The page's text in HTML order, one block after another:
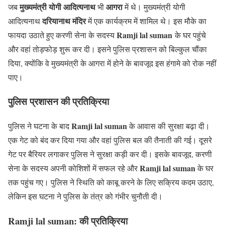
जबमुख्यमंत्री योगी आदित्यनाथभीआगरामें थे। मुख्यमंत्री योगी
आदित्यनाथदरियानाथ मंदिरमें एक कार्यक्रम में शामिल थे। इस मौके का
फायदा उठाते हुए करणी सेना के सदस्यRamji lal sumanके घर पहुंचे
और वहां तोड़फोड़ शुरू कर दी। इसने पुलिस प्रशासन को बिल्कुल चौंका
दिया, क्योंकि वे मुख्यमंत्री के आगरा में होने के बावजूद इस हंगामे को रोक नहीं
पाए।
पुलिस प्रशासन की प्रतिक्रिया
पुलिस ने घटना के बादRamji lal sumanके आवास की सुरक्षा बढ़ा दी।
एक गेट को बंद कर दिया गया और वहां पुलिस बल की तैनाती की गई। दूसरे
गेट पर बैरियर लगाकर पुलिस ने सुरक्षा कड़ी कर दी। इसके बावजूद, करणी
सेना के सदस्य अपनी कोशिशों में सफल रहे औरRamji lal sumanके घर
तक पहुंच गए। पुलिस ने स्थिति को काबू करने के लिए सक्रिय कदम उठाए,
लेकिन इस घटना ने पुलिस के तंत्र को गंभीर चुनौती दी।
Ramji lal suman: की प्रतिक्रिया